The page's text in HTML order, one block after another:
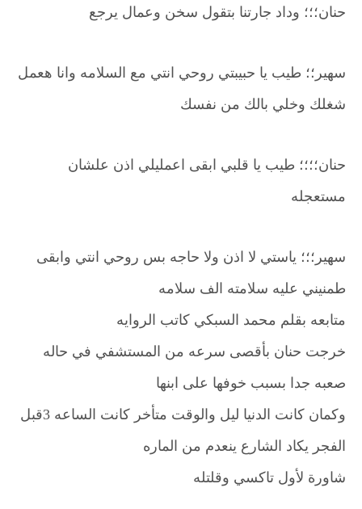
حنان؛؛؛ وداد جارتنا بتقول سخن وعمال يرجع
سهير؛؛ طيب يا حبيبتي روحي انتي مع السلامه وانا هعمل
شغلك وخلي بالك من نفسك
حنان؛؛؛؛ طيب يا قلبي ابقى اعمليلي اذن علشان
مستعجله
سهير؛؛؛ ياستي لا اذن ولا حاجه بس روحي انتي وابقى
طمنيني عليه سلامته الف سلامه
متابعه بقلم محمد السبكي كاتب الروايه
خرجت حنان بأقصى سرعه من المستشفي في حاله
صعبه جدا بسبب خوفها على ابنها
وكمان كانت الدنيا ليل والوقت متأخر كانت الساعه 3قبل
الفجر يكاد الشارع ينعدم من الماره
شاورة لأول تاكسي وقلتله